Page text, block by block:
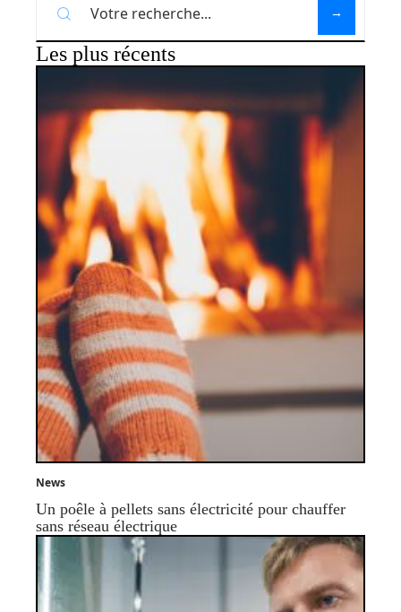
Les plus récents
News
Un poêle à pellets sans électricité pour chauffer
sans réseau électrique